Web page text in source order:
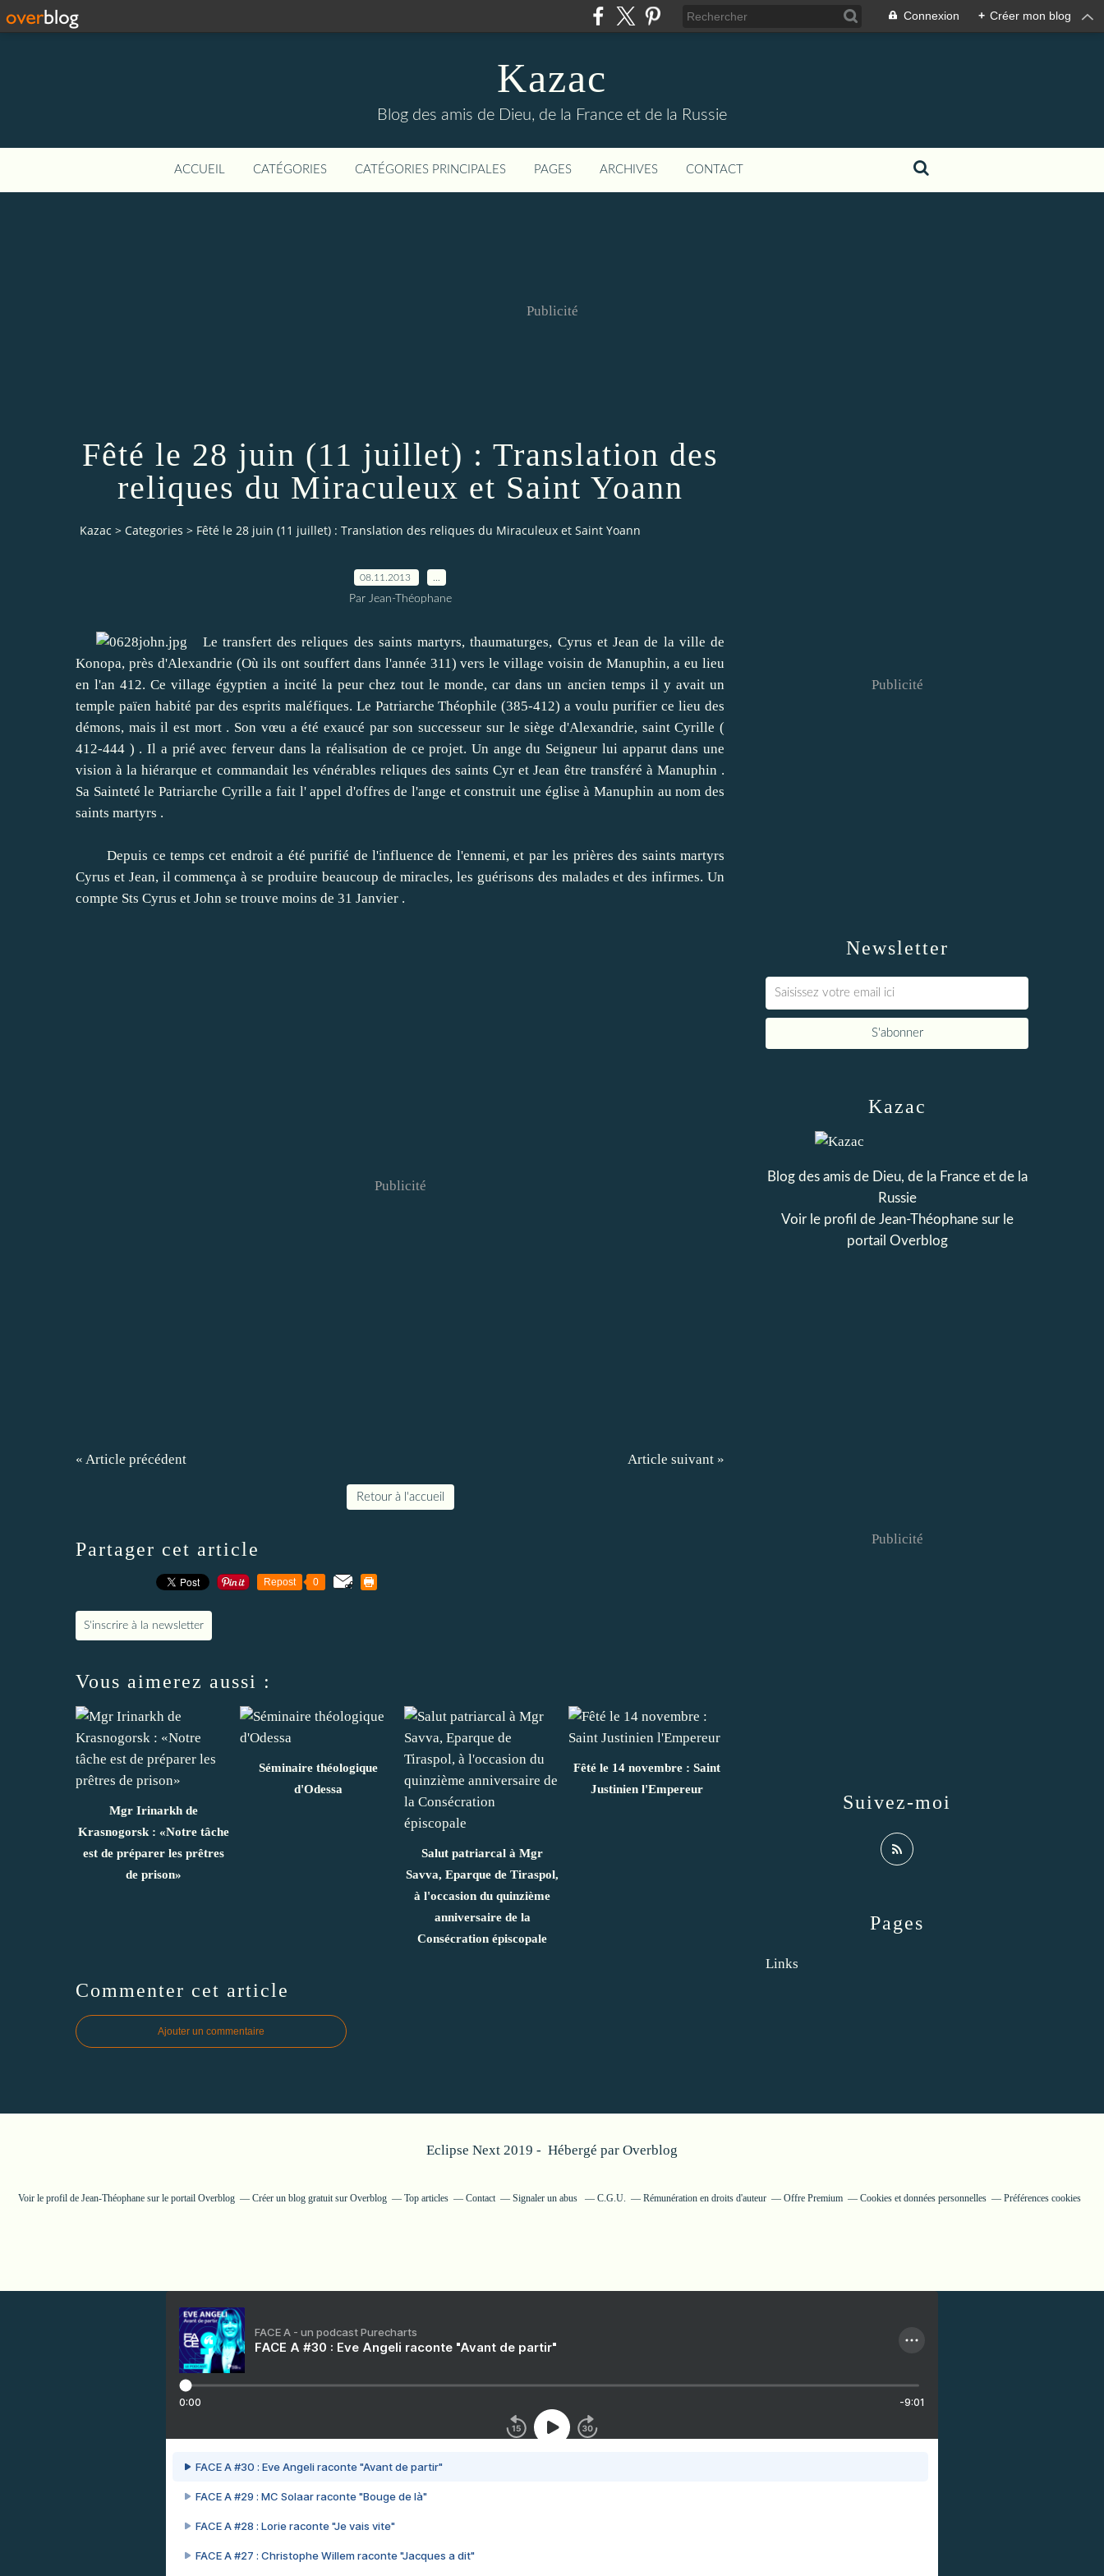
Connexion + Créer mon blog
Kazac
Blog des amis de Dieu, de la France et de la Russie
ACCUEIL CATÉGORIES CATÉGORIES PRINCIPALES PAGES ARCHIVES CONTACT
Publicité
Fêté le 28 juin (11 juillet) : Translation des
reliques du Miraculeux et Saint Yoann
Kazac > Categories > Fêté le 28 juin (11 juillet) : Translation des reliques du Miraculeux et Saint Yoann
08.11.2013
Par Jean-Théophane
Le transfert des reliques des saints martyrs, thaumaturges, Cyrus et Jean de la ville de
Konopa, près d'Alexandrie (Où ils ont souffert dans l'année 311) vers le village voisin de Manuphin, a eu lieu
en l'an 412. Ce village égyptien a incité la peur chez tout le monde, car dans un ancien temps il y avait un
temple païen habité par des esprits maléfiques. Le Patriarche Théophile (385-412) a voulu purifier ce lieu des
démons, mais il est mort . Son vœu a été exaucé par son successeur sur le siège d'Alexandrie, saint Cyrille (
412-444 ) . Il a prié avec ferveur dans la réalisation de ce projet. Un ange du Seigneur lui apparut dans une
vision à la hiérarque et commandait les vénérables reliques des saints Cyr et Jean être transféré à Manuphin .
Sa Sainteté le Patriarche Cyrille a fait l' appel d'offres de l'ange et construit une église à Manuphin au nom des
saints martyrs .
Depuis ce temps cet endroit a été purifié de l'influence de l'ennemi, et par les prières des saints martyrs
Cyrus et Jean, il commença à se produire beaucoup de miracles, les guérisons des malades et des infirmes. Un
compte Sts Cyrus et John se trouve moins de 31 Janvier .
Publicité
« Article précédent Article suivant »
Retour à l'accueil
Partager cet article
Repost 0
S'inscrire à la newsletter
Vous aimerez aussi :
Mgr Irinarkh de
Krasnogorsk : «Notre tâche
est de préparer les prêtres
de prison»
Séminaire théologique
d'Odessa
Salut patriarcal à Mgr
Savva, Eparque de Tiraspol,
à l'occasion du quinzième
anniversaire de la
Consécration épiscopale
Fêté le 14 novembre : Saint
Justinien l'Empereur
Commenter cet article
Ajouter un commentaire
Newsletter
Publicité
Pages
Links
Kazac
Blog des amis de Dieu, de la France et de la
Russie
Voir le profil de Jean-Théophanesur le
portail Overblog
Suivez-moi
Publicité
Eclipse Next 2019 - Hébergé par Overblog
Voir le profil de Jean-Théophane sur le portail Overblog Créer un blog gratuit sur Overblog Top articles Contact Signaler un abus C.G.U. Rémunération en droits d'auteur Offre Premium Cookies et données personnelles Préférences cookies
FACE A - un podcast Purecharts
FACE A #30 : Eve Angeli raconte "Avant de partir"
0:00 -9:01
FACE A #30 : Eve Angeli raconte "Avant de partir"
FACE A #29 : MC Solaar raconte "Bouge de là"
FACE A #28 : Lorie raconte "Je vais vite"
FACE A #27 : Christophe Willem raconte "Jacques a dit"